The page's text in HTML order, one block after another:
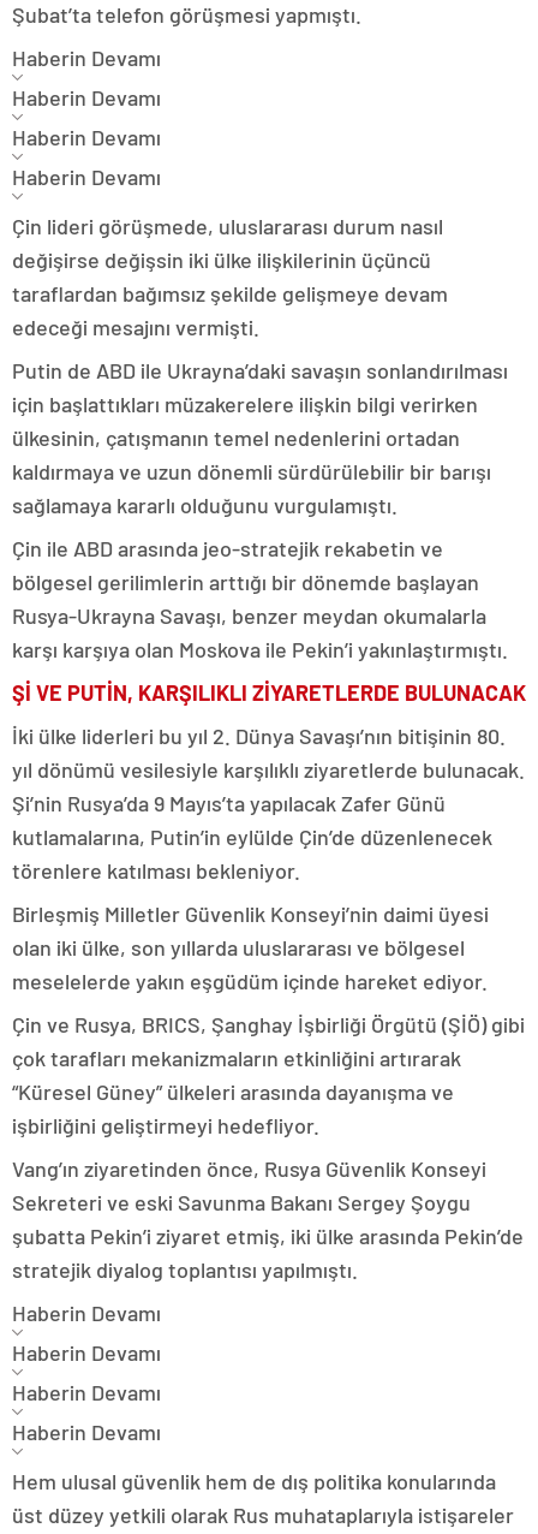
Şubat’ta telefon görüşmesi yapmıştı.
Haberin Devamı
Haberin Devamı
Haberin Devamı
Haberin Devamı
Çin lideri görüşmede, uluslararası durum nasıl
değişirse değişsin iki ülke ilişkilerinin üçüncü
taraflardan bağımsız şekilde gelişmeye devam
edeceği mesajını vermişti.
Putin de ABD ile Ukrayna’daki savaşın sonlandırılması
için başlattıkları müzakerelere ilişkin bilgi verirken
ülkesinin, çatışmanın temel nedenlerini ortadan
kaldırmaya ve uzun dönemli sürdürülebilir bir barışı
sağlamaya kararlı olduğunu vurgulamıştı.
Çin ile ABD arasında jeo-stratejik rekabetin ve
bölgesel gerilimlerin arttığı bir dönemde başlayan
Rusya-Ukrayna Savaşı, benzer meydan okumalarla
karşı karşıya olan Moskova ile Pekin’i yakınlaştırmıştı.
Şİ VE PUTİN, KARŞILIKLI ZİYARETLERDE BULUNACAK
İki ülke liderleri bu yıl 2. Dünya Savaşı’nın bitişinin 80.
yıl dönümü vesilesiyle karşılıklı ziyaretlerde bulunacak.
Şi’nin Rusya’da 9 Mayıs’ta yapılacak Zafer Günü
kutlamalarına, Putin’in eylülde Çin’de düzenlenecek
törenlere katılması bekleniyor.
Birleşmiş Milletler Güvenlik Konseyi’nin daimi üyesi
olan iki ülke, son yıllarda uluslararası ve bölgesel
meselelerde yakın eşgüdüm içinde hareket ediyor.
Çin ve Rusya, BRICS, Şanghay İşbirliği Örgütü (ŞİÖ) gibi
çok tarafları mekanizmaların etkinliğini artırarak
“Küresel Güney” ülkeleri arasında dayanışma ve
işbirliğini geliştirmeyi hedefliyor.
Vang’ın ziyaretinden önce, Rusya Güvenlik Konseyi
Sekreteri ve eski Savunma Bakanı Sergey Şoygu
şubatta Pekin’i ziyaret etmiş, iki ülke arasında Pekin’de
stratejik diyalog toplantısı yapılmıştı.
Haberin Devamı
Haberin Devamı
Haberin Devamı
Haberin Devamı
Hem ulusal güvenlik hem de dış politika konularında
üst düzey yetkili olarak Rus muhataplarıyla istişareler